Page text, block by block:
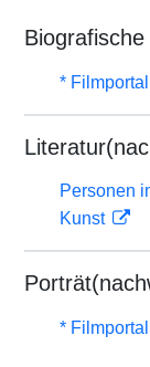
*
Personen
Kunst
*